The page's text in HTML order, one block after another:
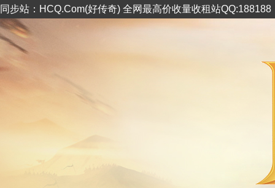
同步站：HCQ.Com(好传奇) 全网最高价收量收租站